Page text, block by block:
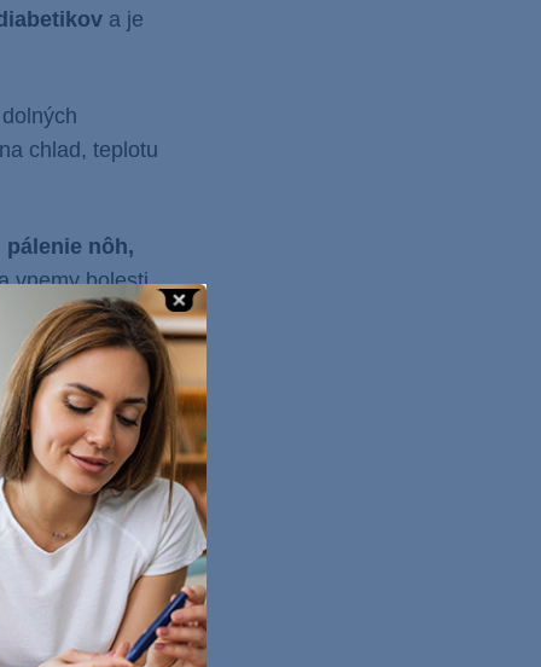
a je
chlad, teplotu
pálenie nôh,
vnemy bolesti.
ktorú
úplným